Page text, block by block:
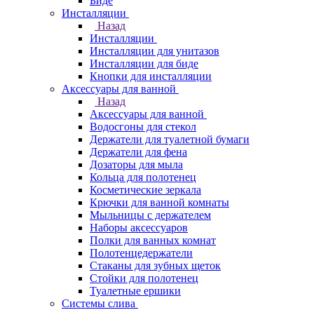
Инсталляции
Назад
Инсталляции
Инсталляции для унитазов
Инсталляции для биде
Кнопки для инсталляции
Аксессуары для ванной
Назад
Аксессуары для ванной
Водосгоны для стекол
Держатели для туалетной бумаги
Держатели для фена
Дозаторы для мыла
Кольца для полотенец
Косметические зеркала
Крючки для ванной комнаты
Мыльницы с держателем
Наборы аксессуаров
Полки для ванных комнат
Полотенцедержатели
Стаканы для зубных щеток
Стойки для полотенец
Туалетные ершики
Системы слива